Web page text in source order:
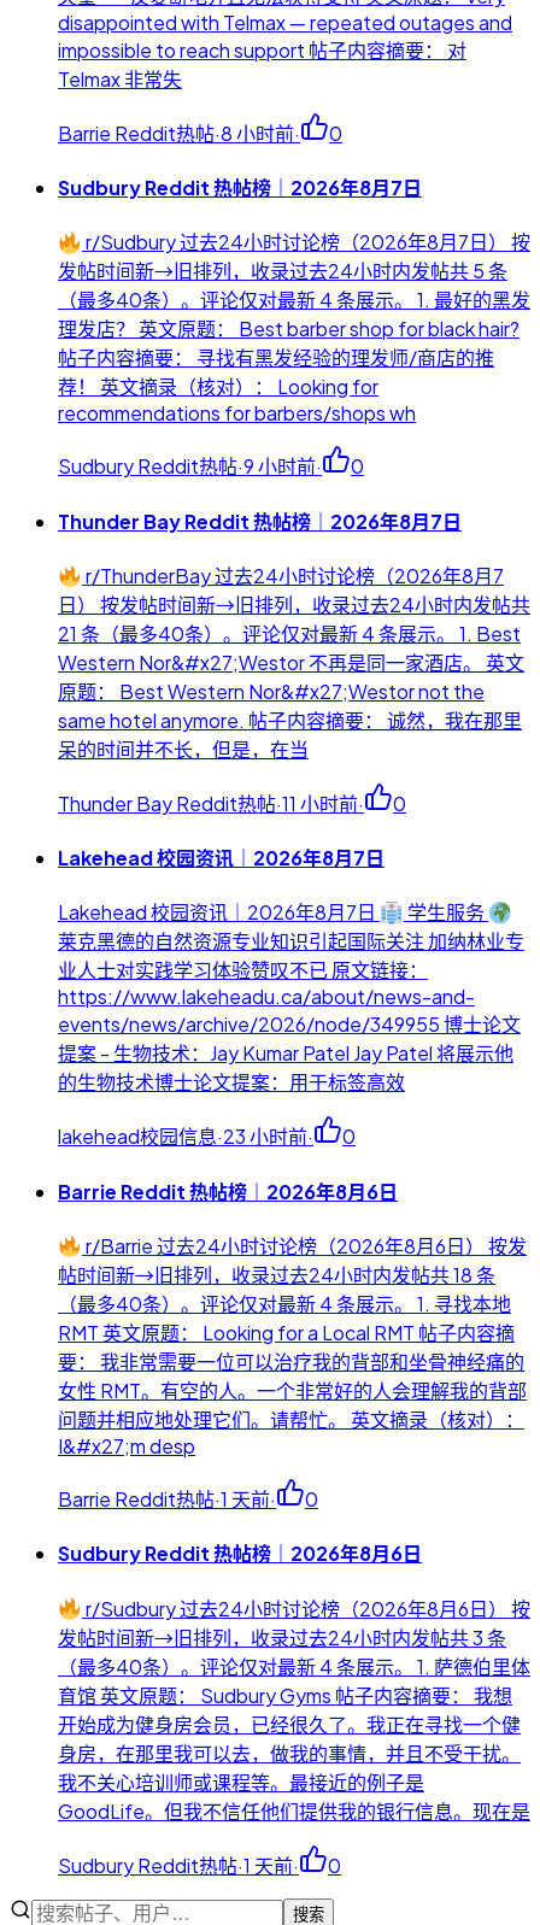
disappointed with Telmax — repeated outages and
impossible to reach support 帖子内容摘要： 对
Telmax 非常失
Barrie Reddit热帖·8 小时前· 0
Sudbury Reddit 热帖榜｜2026年8月7日
r/Sudbury 过去24小时讨论榜（2026年8月7日） 按
发帖时间新→旧排列，收录过去24小时内发帖共 5 条
（最多40条）。评论仅对最新 4 条展示。 1. 最好的黑发
理发店？ 英文原题： Best barber shop for black hair?
帖子内容摘要： 寻找有黑发经验的理发师/商店的推
荐！ 英文摘录（核对）： Looking for
recommendations for barbers/shops wh
Sudbury Reddit热帖·9 小时前· 0
Thunder Bay Reddit 热帖榜｜2026年8月7日
r/ThunderBay 过去24小时讨论榜（2026年8月7
日） 按发帖时间新→旧排列，收录过去24小时内发帖共
21 条（最多40条）。评论仅对最新 4 条展示。 1. Best
Western Nor&#x27;Westor 不再是同一家酒店。 英文
原题： Best Western Nor&#x27;Westor not the
same hotel anymore. 帖子内容摘要： 诚然，我在那里
呆的时间并不长，但是，在当
Thunder Bay Reddit热帖·11 小时前· 0
Lakehead 校园资讯｜2026年8月7日
Lakehead 校园资讯｜2026年8月7日
学生服务
莱克黑德的自然资源专业知识引起国际关注 加纳林业专
业人士对实践学习体验赞叹不已 原文链接：
https://www.lakeheadu.ca/about/news-and-
events/news/archive/2026/node/349955 博士论文
提案 - 生物技术：Jay Kumar Patel Jay Patel 将展示他
的生物技术博士论文提案：用于标签高效
lakehead校园信息·23 小时前· 0
Barrie Reddit 热帖榜｜2026年8月6日
r/Barrie 过去24小时讨论榜（2026年8月6日） 按发
帖时间新→旧排列，收录过去24小时内发帖共 18 条
（最多40条）。评论仅对最新 4 条展示。 1. 寻找本地
RMT 英文原题： Looking for a Local RMT 帖子内容摘
要： 我非常需要一位可以治疗我的背部和坐骨神经痛的
女性 RMT。有空的人。一个非常好的人会理解我的背部
问题并相应地处理它们。请帮忙。 英文摘录（核对）：
I&#x27;m desp
Barrie Reddit热帖·1 天前· 0
Sudbury Reddit 热帖榜｜2026年8月6日
r/Sudbury 过去24小时讨论榜（2026年8月6日） 按
发帖时间新→旧排列，收录过去24小时内发帖共 3 条
（最多40条）。评论仅对最新 4 条展示。 1. 萨德伯里体
育馆 英文原题： Sudbury Gyms 帖子内容摘要： 我想
开始成为健身房会员，已经很久了。我正在寻找一个健
身房，在那里我可以去，做我的事情，并且不受干扰。
我不关心培训师或课程等。最接近的例子是
GoodLife。但我不信任他们提供我的银行信息。现在是
Sudbury Reddit热帖·1 天前· 0
搜索